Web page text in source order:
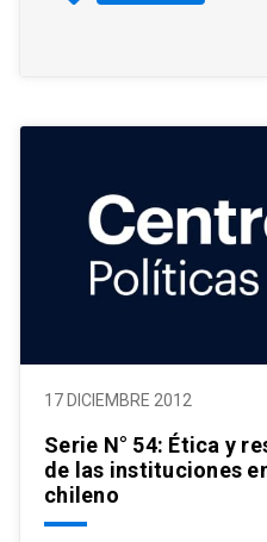
17 DICIEMBRE 2012
Serie N° 54: Ética y
de las instituciones
chileno